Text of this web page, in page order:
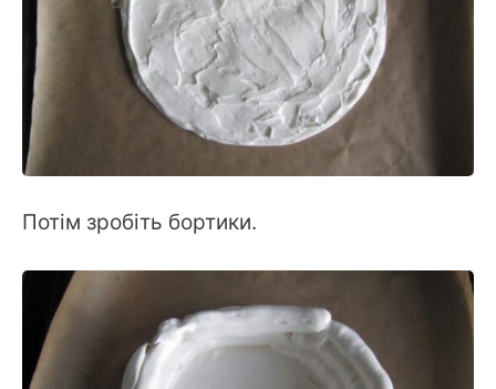
Потім зробіть бортики.